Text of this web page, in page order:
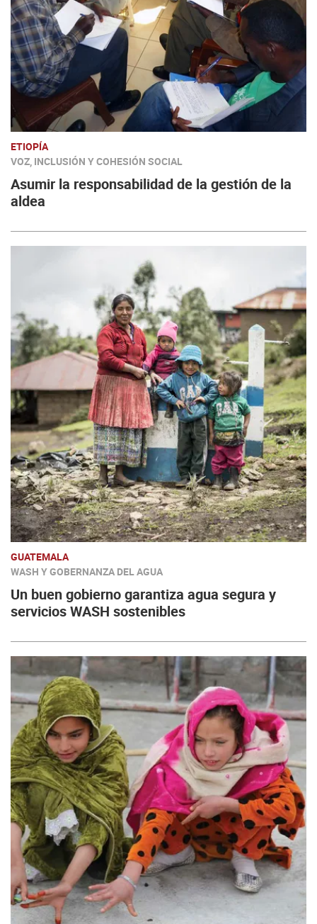
ETIOPÍA
VOZ, INCLUSIÓN Y COHESIÓN SOCIAL
Asumir la responsabilidad de la gestión de la
aldea
GUATEMALA
WASH Y GOBERNANZA DEL AGUA
Un buen gobierno garantiza agua segura y
servicios WASH sostenibles